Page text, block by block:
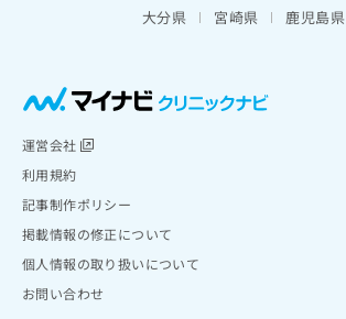
大分県
宮崎県 鹿児島県
運営会社
利用規約
記事制作ポリシー
掲載情報の修正について
個人情報の取り扱いについて
お問い合わせ